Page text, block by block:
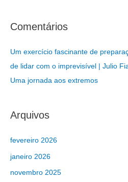
rComentários
Um exercício fascinante de
de lidar com o imprevisível | Julio
Uma jornada aos extremos
Arquivos
fevereiro 2026
janeiro 2026
novembro 2025